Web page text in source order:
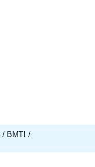
BMTI